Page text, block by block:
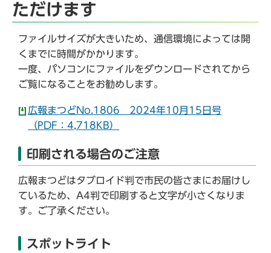
ただけます
ファイルサイズが大きいため、通信環境によっては開
くまでに時間がかかります。
一度、パソコンにファイルをダウンロードされてから
ご覧になることをお勧めします。
広報まつどNo.1806 2024年10月15日号
（PDF：4,718KB）
印刷される場合のご注意
広報まつどはタブロイド判で市民の皆さまにお届けし
ているため、A4判で印刷すると文字が小さくなりま
す。ご了承ください。
スポットライト